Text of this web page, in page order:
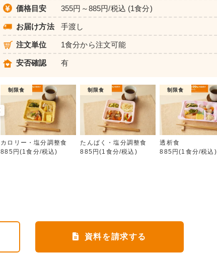
カロリー・塩分調整食
価格目安 355円～885円/税込 (1食分)
お届け方法 手渡し
注文単位 1食分から注文可能
安否確認 有
制限食
カロリー・塩分調整食
885円(1食分/税込)
制限食
たんぱく・塩分調整食
885円(1食分/税込)
制限食
透析食
885円(1食分/税込)
資料を請求する